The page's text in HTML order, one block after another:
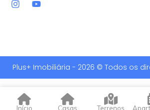
Plus+ Imobiliária - 2026 © Todos os
Início Casas Terrenos